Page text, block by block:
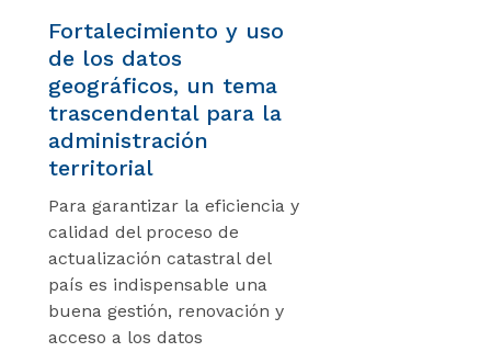
Fortalecimiento y uso
de los datos
geográficos, un tema
trascendental para la
administración
territorial
Para garantizar la eficiencia y
calidad del proceso de
actualización catastral del
país es indispensable una
buena gestión, renovación y
acceso a los datos